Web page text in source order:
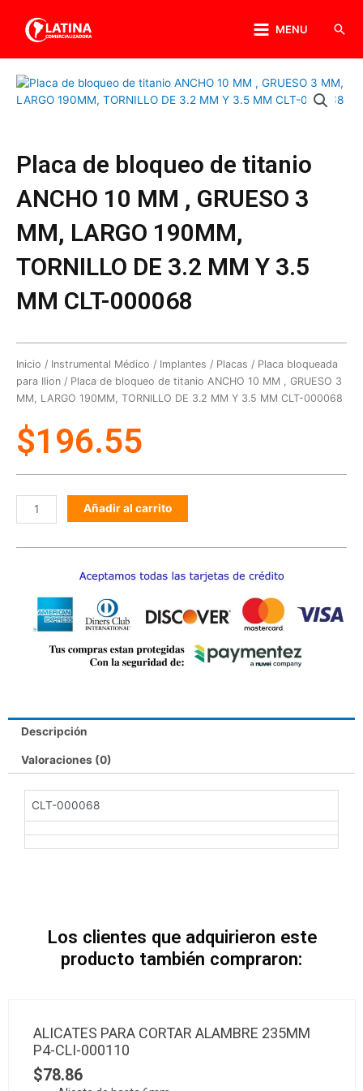
MENU
Placa de bloqueo de titanio
ANCHO 10 MM , GRUESO 3
MM, LARGO 190MM,
TORNILLO DE 3.2 MM Y 3.5
MM CLT-000068
Inicio / Instrumental Médico / Implantes / Placas / Placa bloqueada
para Ilion / Placa de bloqueo de titanio ANCHO 10 MM , GRUESO 3
MM, LARGO 190MM, TORNILLO DE 3.2 MM Y 3.5 MM CLT-000068
$196.55
Añadir al carrito
Descripción
Valoraciones (0)
CLT-000068
Los clientes que adquirieron este
producto también compraron:
ALICATES PARA CORTAR ALAMBRE 235MM
P4-CLI-000110
$78.86